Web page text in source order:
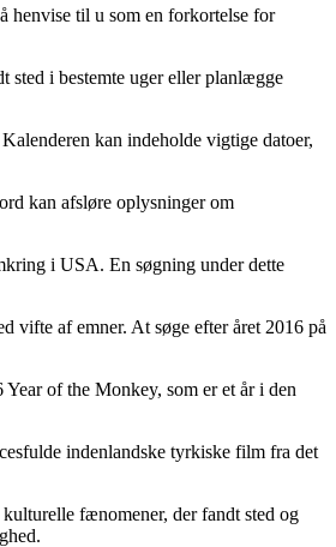
henvise til u som en forkortelse for
sted i bestemte uger eller planlægge
kan indeholde vigtige datoer,
kan afsløre oplysninger om
i USA. En søgning under dette
vifte af emner. At søge efter året 2016 på
of the Monkey, som er et år i den
indenlandske tyrkiske film fra det
fænomener, der fandt sted og